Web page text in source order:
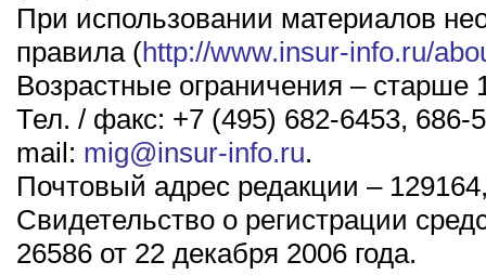
При использовании материалов
правила (http://www.insur-info.ru/
Возрастные ограничения – старше
Тел. / факс: +7 (495) 682-6453, 686-
mail: mig@insur-info.ru.
Почтовый адрес редакции –
Свидетельство о регистрации
26586 от 22 декабря 2006 года.